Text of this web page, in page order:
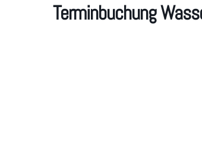
Terminbuchung